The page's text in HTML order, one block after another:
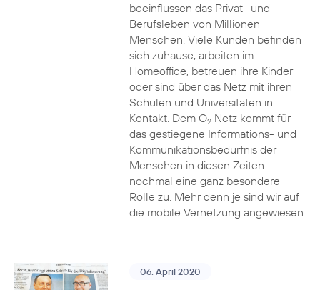
beeinflussen das Privat- und
Berufsleben von Millionen
Menschen. Viele Kunden befinden
sich zuhause, arbeiten im
Homeoffice, betreuen ihre Kinder
oder sind über das Netz mit ihren
Schulen und Universitäten in
Kontakt. Dem O2Netz kommt für
das gestiegene Informations- und
Kommuni­ka­tions­bedürfnis­ der
Menschen in diesen Zeiten
nochmal eine ganz besondere
Rolle zu. Mehr denn je sind wir auf
die mobile Vernetzung angewiesen.
06. April 2020